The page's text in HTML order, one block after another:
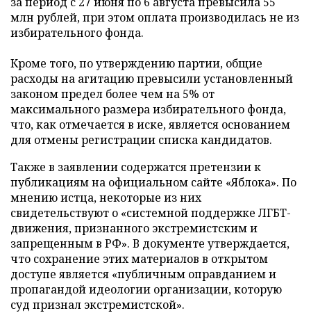
млн рублей, при этом оплата производилась не из
избирательного фонда.
Кроме того, по утверждению партии, общие
расходы на агитацию превысили установленный
законом предел более чем на 5% от
максимального размера избирательного фонда,
что, как отмечается в иске, является основанием
для отмены регистрации списка кандидатов.
Также в заявлении содержатся претензии к
публикациям на официальном сайте «Яблока». По
мнению истца, некоторые из них
свидетельствуют о «системной поддержке ЛГБТ-
движения, признанного экстремистским и
запрещенным в РФ». В документе утверждается,
что сохранение этих материалов в открытом
доступе является «публичным оправданием и
пропагандой идеологии организации, которую
суд признал экстремистской».